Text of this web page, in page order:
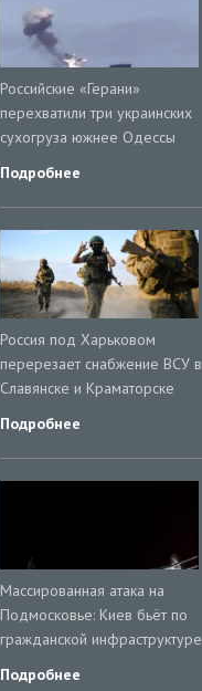
Российские «Герани»
перехватили три украинских
сухогруза южнее Одессы
Подробнее
Россия под Харьковом
перерезает снабжение ВСУ в
Славянске и Краматорске
Подробнее
Массированная атака на
Подмосковье: Киев бьёт по
гражданской инфраструктуре
Подробнее